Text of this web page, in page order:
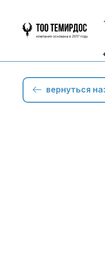
вернуться